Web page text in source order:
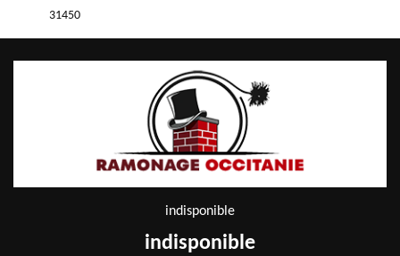
31450
indisponible
indisponible